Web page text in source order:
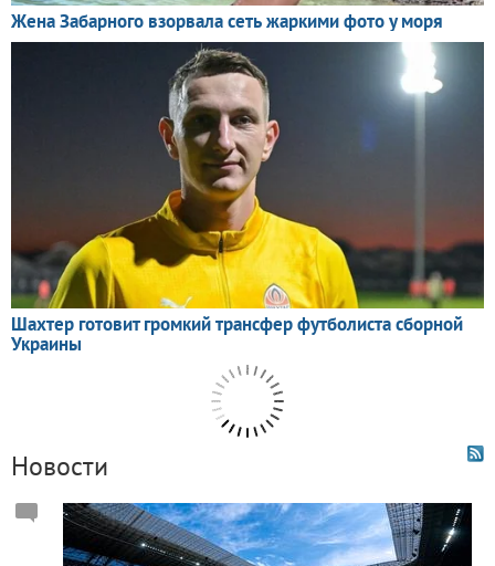
Новости